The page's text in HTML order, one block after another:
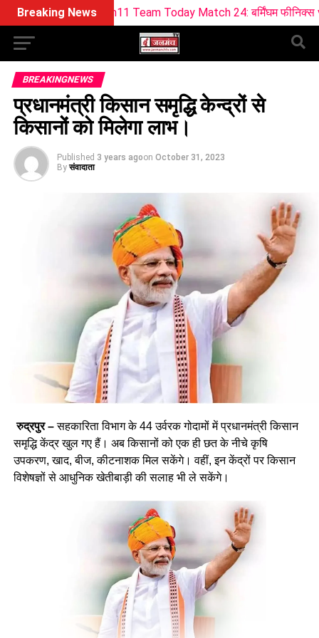
Breaking News
Dream11 Team Today Match 24: बर्मिंघम फीनिक्स vs सनराइजर्स
BREAKINGNEWS
प्रधानमंत्री किसान समृद्धि केन्द्रों से
किसानों को मिलेगा लाभ।
Published 3 years agoon October 31, 2023
By संवादाता
रुद्रपुर –सहकारिता विभाग के 44 उर्वरक गोदामों में प्रधानमंत्री किसान
समृद्धि केंद्र खुल गए हैं। अब किसानों को एक ही छत के नीचे कृषि
उपकरण, खाद, बीज, कीटनाशक मिल सकेंगे। वहीं, इन केंद्रों पर किसान
विशेषज्ञों से आधुनिक खेतीबाड़ी की सलाह भी ले सकेंगे।